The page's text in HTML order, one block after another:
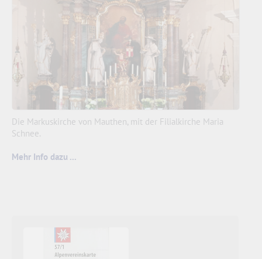
Die Markuskirche von Mauthen, mit der Filialkirche Maria
Schnee.
Mehr Info dazu ...